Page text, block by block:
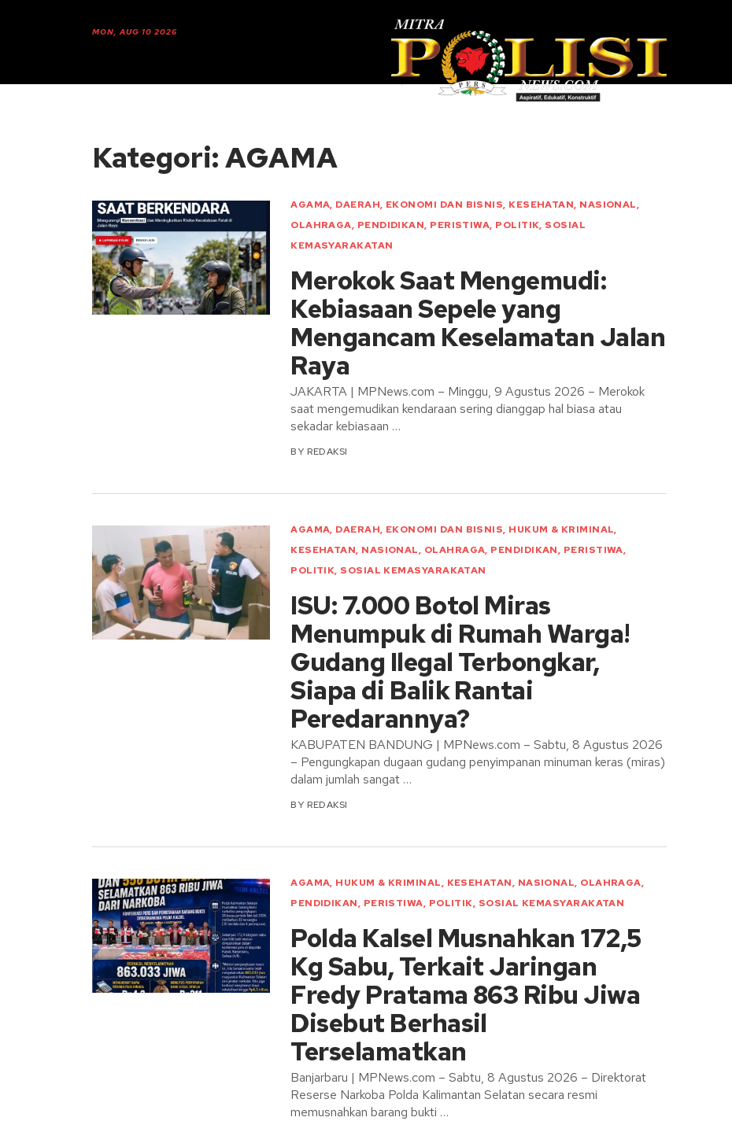
MON, AUG 10 2026
Kategori: AGAMA
AGAMA, DAERAH, EKONOMI DAN BISNIS, KESEHATAN, NASIONAL,
OLAHRAGA, PENDIDIKAN, PERISTIWA, POLITIK, SOSIAL
KEMASYARAKATAN
Merokok Saat Mengemudi:
Kebiasaan Sepele yang
Mengancam Keselamatan Jalan
Raya
JAKARTA | MPNews.com – Minggu, 9 Agustus 2026 – Merokok
saat mengemudikan kendaraan sering dianggap hal biasa atau
sekadar kebiasaan …
BY REDAKSI
AGAMA, DAERAH, EKONOMI DAN BISNIS, HUKUM & KRIMINAL,
KESEHATAN, NASIONAL, OLAHRAGA, PENDIDIKAN, PERISTIWA,
POLITIK, SOSIAL KEMASYARAKATAN
ISU: 7.000 Botol Miras
Menumpuk di Rumah Warga!
Gudang Ilegal Terbongkar,
Siapa di Balik Rantai
Peredarannya?
KABUPATEN BANDUNG | MPNews.com – Sabtu, 8 Agustus 2026
– Pengungkapan dugaan gudang penyimpanan minuman keras (miras)
dalam jumlah sangat …
BY REDAKSI
AGAMA, HUKUM & KRIMINAL, KESEHATAN, NASIONAL, OLAHRAGA,
PENDIDIKAN, PERISTIWA, POLITIK, SOSIAL KEMASYARAKATAN
Polda Kalsel Musnahkan 172,5
Kg Sabu, Terkait Jaringan
Fredy Pratama 863 Ribu Jiwa
Disebut Berhasil
Terselamatkan
Banjarbaru | MPNews.com – Sabtu, 8 Agustus 2026 – Direktorat
Reserse Narkoba Polda Kalimantan Selatan secara resmi
memusnahkan barang bukti …